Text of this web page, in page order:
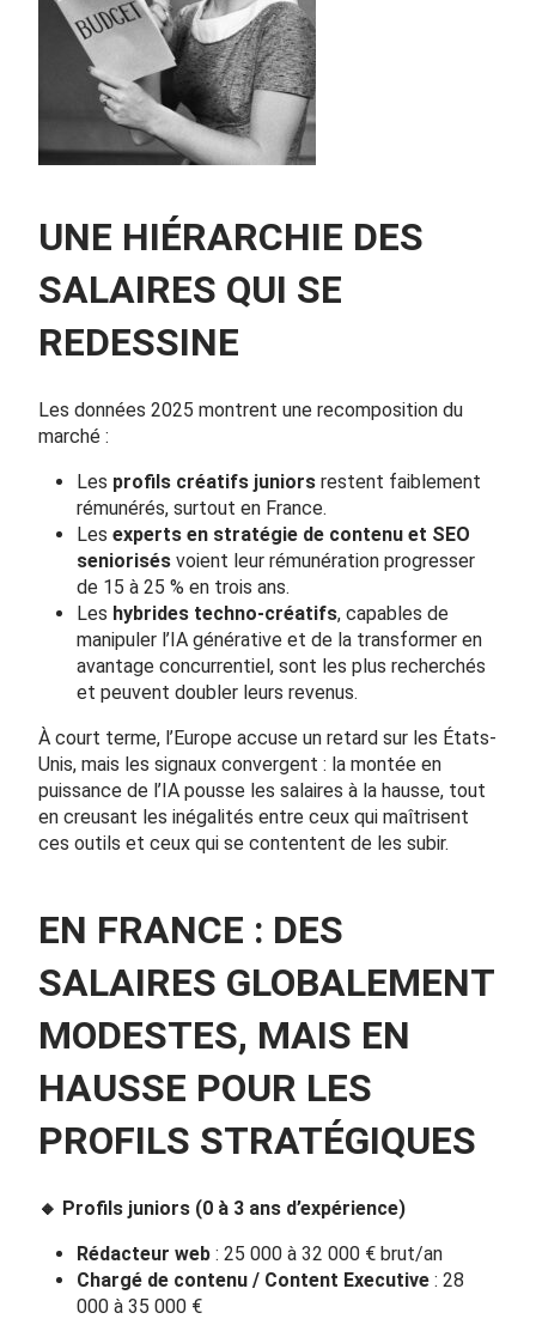
UNE HIÉRARCHIE DES
SALAIRES QUI SE
REDESSINE
Les données 2025 montrent une recomposition du
marché :
Les profils créatifs juniors restent faiblement
rémunérés, surtout en France.
Les experts en stratégie de contenu et SEO
seniorisés voient leur rémunération progresser
de 15 à 25 % en trois ans.
Les hybrides techno-créatifs, capables de
manipuler l’IA générative et de la transformer en
avantage concurrentiel, sont les plus recherchés
et peuvent doubler leurs revenus.
À court terme, l’Europe accuse un retard sur les États-
Unis, mais les signaux convergent : la montée en
puissance de l’IA pousse les salaires à la hausse, tout
en creusant les inégalités entre ceux qui maîtrisent
ces outils et ceux qui se contentent de les subir.
EN FRANCE : DES
SALAIRES GLOBALEMENT
MODESTES, MAIS EN
HAUSSE POUR LES
PROFILS STRATÉGIQUES
🔸 Profils juniors (0 à 3 ans d’expérience)
Rédacteur web : 25 000 à 32 000 € brut/an
Chargé de contenu / Content Executive : 28
000 à 35 000 €